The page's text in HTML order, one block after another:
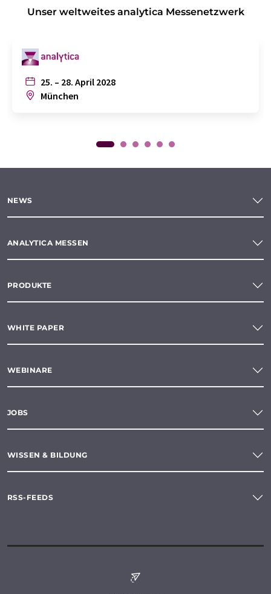
Unser weltweites analytica Messenetzwerk
25. – 28. April 2028
München
NEWS
ANALYTICA MESSEN
PRODUKTE
WHITE PAPER
WEBINARE
JOBS
WISSEN & BILDUNG
RSS-FEEDS